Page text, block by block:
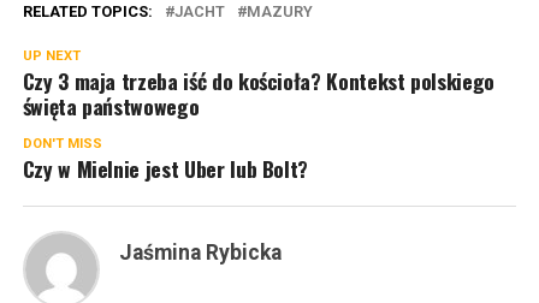
RELATED TOPICS: JACHT MAZURY
UP NEXT
Czy 3 maja trzeba iść do kościoła? Kontekst polskiego
święta państwowego
DON'T MISS
Czy w Mielnie jest Uber lub Bolt?
Jaśmina Rybicka